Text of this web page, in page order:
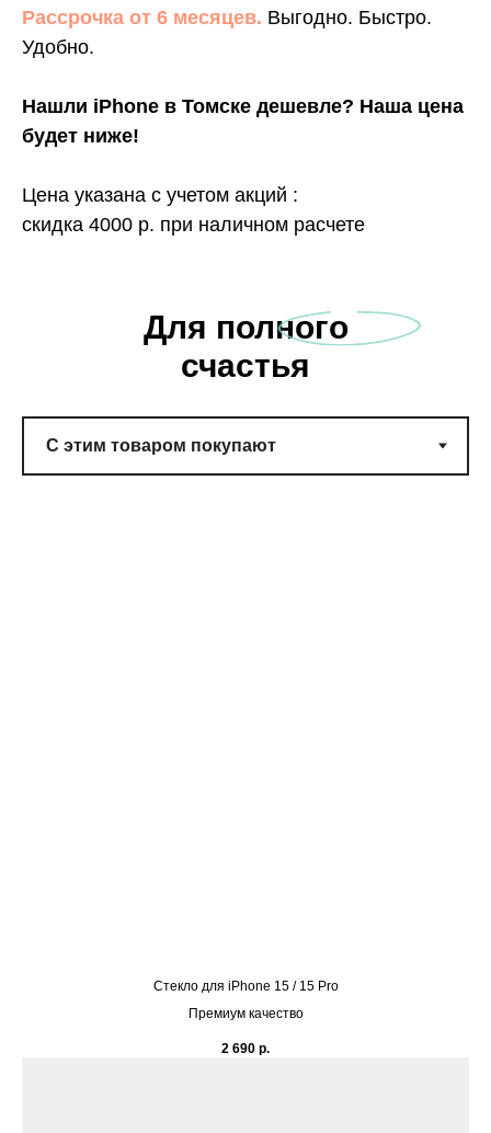
Рассрочка от 6 месяцев. Выгодно. Быстро.
Удобно.
Нашли iPhone в Томске дешевле? Наша цена
будет ниже!
Цена указана с учетом акций :
скидка 4000 р. при наличном расчете
Для полного
счастья
Cтекло для iPhone 15 / 15 Pro
Премиум качество
2 690 р.